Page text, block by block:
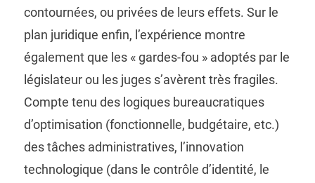
contournées, ou privées de leurs effets. Sur le
plan juridique enfin, l’expérience montre
également que les « gardes-fou » adoptés par le
législateur ou les juges s’avèrent très fragiles.
Compte tenu des logiques bureaucratiques
d’optimisation (fonctionnelle, budgétaire, etc.)
des tâches administratives, l’innovation
technologique (dans le contrôle d’identité, le